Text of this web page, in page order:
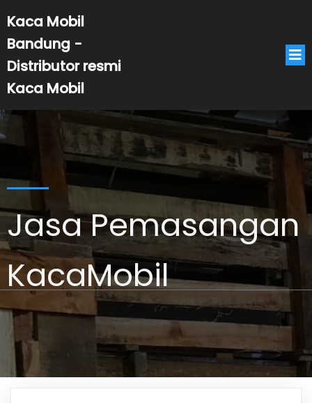
Kaca Mobil
Bandung -
Distributor resmi
Kaca Mobil
Jasa Pemasangan
KacaMobil